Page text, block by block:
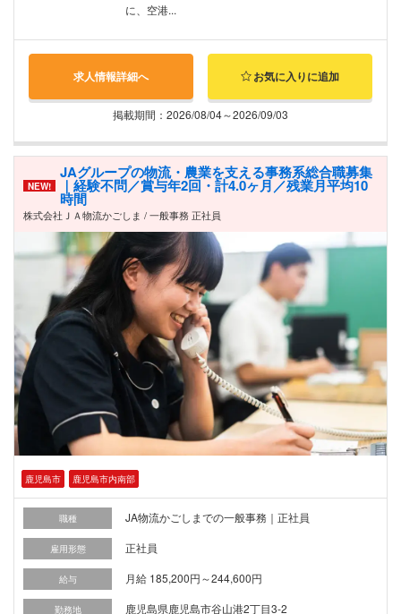
に、空港...
求人情報詳細へ お気に入りに追加
掲載期間：2026/08/04～2026/09/03
NEW!
JAグループの物流・農業を支える事務系総合職募集
｜経験不問／賞与年2回・計4.0ヶ月／残業月平均10
時間
株式会社ＪＡ物流かごしま / 一般事務 正社員
鹿児島市 鹿児島市内南部
職種 JA物流かごしまでの一般事務｜正社員
雇用形態 正社員
給与 月給 185,200円～244,600円
勤務地 鹿児島県鹿児島市谷山港2丁目3-2